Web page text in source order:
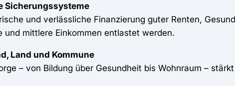
Sicherungssysteme
und verlässliche Finanzierung guter Renten,
mittlere Einkommen entlastet werden.
Land und Kommune
– von Bildung über Gesundheit bis Wohnraum –